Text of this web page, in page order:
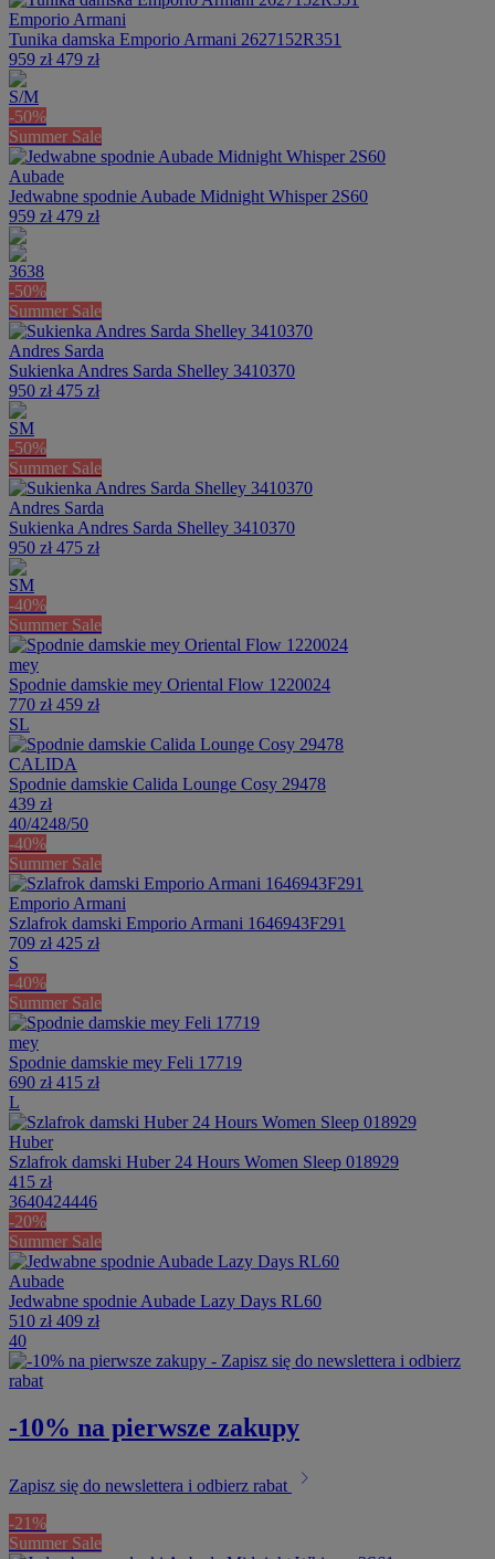
Emporio Armani
Tunika damska Emporio Armani 2627152R351
959 zł 479 zł
S/M
-50%
Summer Sale
Aubade
Jedwabne spodnie Aubade Midnight Whisper 2S60
959 zł 479 zł
3638
-50%
Summer Sale
Andres Sarda
Sukienka Andres Sarda Shelley 3410370
950 zł 475 zł
SM
-50%
Summer Sale
Andres Sarda
Sukienka Andres Sarda Shelley 3410370
950 zł 475 zł
SM
-40%
Summer Sale
mey
Spodnie damskie mey Oriental Flow 1220024
770 zł 459 zł
SL
CALIDA
Spodnie damskie Calida Lounge Cosy 29478
439 zł
40/4248/50
-40%
Summer Sale
Emporio Armani
Szlafrok damski Emporio Armani 1646943F291
709 zł 425 zł
S
-40%
Summer Sale
mey
Spodnie damskie mey Feli 17719
690 zł 415 zł
L
Huber
Szlafrok damski Huber 24 Hours Women Sleep 018929
415 zł
3640424446
-20%
Summer Sale
Aubade
Jedwabne spodnie Aubade Lazy Days RL60
510 zł 409 zł
40
-10% na pierwsze zakupy
Zapisz się do newslettera i odbierz rabat chevron_right
-21%
Summer Sale